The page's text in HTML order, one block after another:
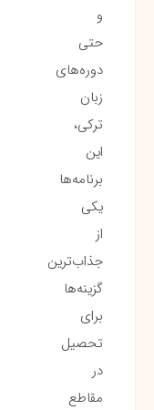
و
حتی
دوره‌های
زبان
ترکی،
این
برنامه‌ها
یکی
از
جذاب‌ترین
گزینه‌ها
برای
تحصیل
در
مقاطع